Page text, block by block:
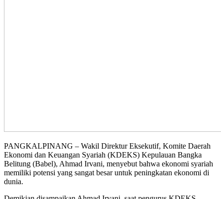
PANGKALPINANG – Wakil Direktur Eksekutif, Komite Daerah
Ekonomi dan Keuangan Syariah (KDEKS) Kepulauan Bangka
Belitung (Babel), Ahmad Irvani, menyebut bahwa ekonomi syariah
memiliki potensi yang sangat besar untuk peningkatan ekonomi di
dunia.